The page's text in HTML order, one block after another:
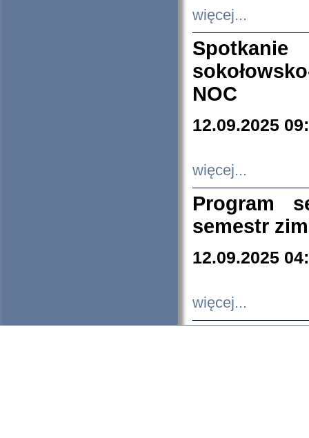
więcej...
NOC
12.09.2025
więcej...
Program
semestr
12.09.2025
więcej...